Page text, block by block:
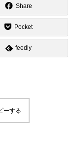
Share
Pocket
feedly
ーする